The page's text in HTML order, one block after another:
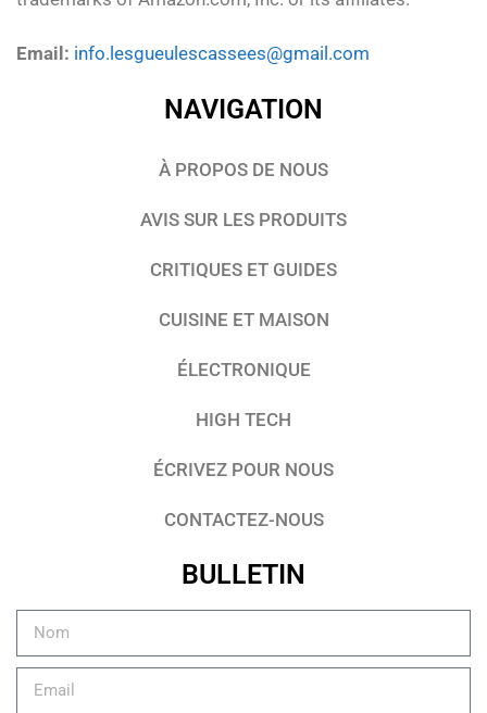
Email: info.lesgueulescassees@gmail.com
NAVIGATION
À PROPOS DE NOUS
AVIS SUR LES PRODUITS
CRITIQUES ET GUIDES
CUISINE ET MAISON
ÉLECTRONIQUE
HIGH TECH
ÉCRIVEZ POUR NOUS
CONTACTEZ-NOUS
BULLETIN